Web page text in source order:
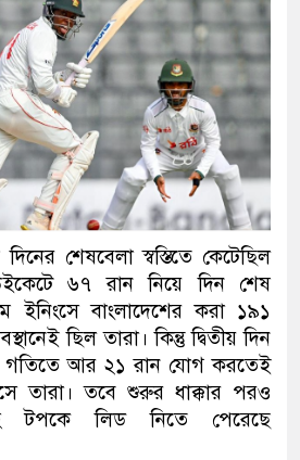
শেষবেলা স্বস্তিতে কেটেছিল
উইকেটে ৬৭ রান নিয়ে দিন শেষ
ইনিংসে বাংলাদেশের করা ১৯১
ছিল তারা। কিন্তু দ্বিতীয় দিন
গতিতে আর ২১ রান যোগ করতেই
তারা। তবে শুরুর ধাক্কার পরও
টপকে লিড নিতে পেরেছে